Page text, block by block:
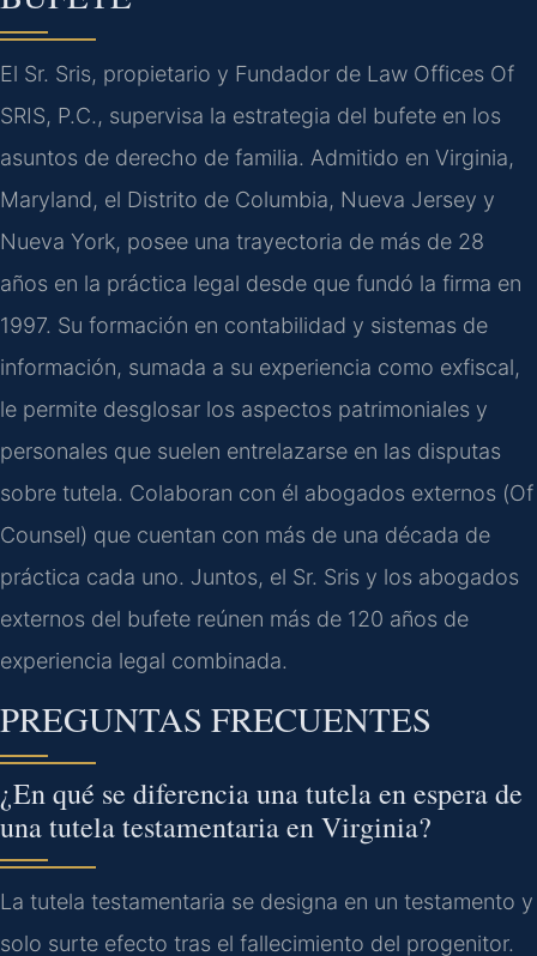
El Sr. Sris, propietario y Fundador de Law Offices Of
SRIS, P.C., supervisa la estrategia del bufete en los
asuntos de derecho de familia. Admitido en Virginia,
Maryland, el Distrito de Columbia, Nueva Jersey y
Nueva York, posee una trayectoria de más de 28
años en la práctica legal desde que fundó la firma en
1997. Su formación en contabilidad y sistemas de
información, sumada a su experiencia como exfiscal,
le permite desglosar los aspectos patrimoniales y
personales que suelen entrelazarse en las disputas
sobre tutela. Colaboran con él abogados externos (Of
Counsel) que cuentan con más de una década de
práctica cada uno. Juntos, el Sr. Sris y los abogados
externos del bufete reúnen más de 120 años de
experiencia legal combinada.
PREGUNTAS FRECUENTES
¿En qué se diferencia una tutela en espera de
una tutela testamentaria en Virginia?
La tutela testamentaria se designa en un testamento y
solo surte efecto tras el fallecimiento del progenitor.